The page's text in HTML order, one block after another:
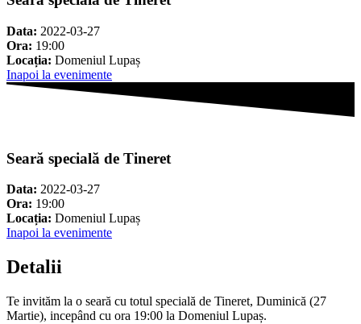
Data: 2022-03-27
Ora: 19:00
Locația: Domeniul Lupaș
Inapoi la evenimente
Seară specială de Tineret
Data: 2022-03-27
Ora: 19:00
Locația: Domeniul Lupaș
Inapoi la evenimente
Detalii
Te invităm la o seară cu totul specială de Tineret, Duminică (27
Martie), incepând cu ora 19:00 la Domeniul Lupaș.